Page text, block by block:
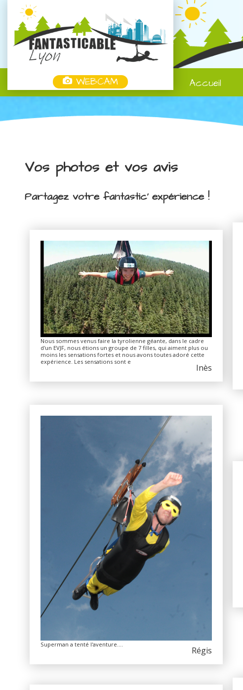
WEBCAM
Accueil
Vos photos et vos avis
Partagez votre fantastic' expérience !
Nous sommes venus faire la tyrolienne géante, dans le cadre
d'un EVJF, nous étions un groupe de 7 filles, qui aiment plus ou
moins les sensations fortes et nous avons toutes adoré cette
expérience. Les sensations sont e
Inès
Superman a tenté l'aventure....
Régis